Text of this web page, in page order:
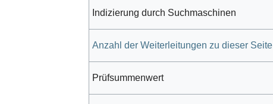
Indizierung durch Suchmaschinen
Anzahl der Weiterleitungen zu dieser Seite
Prüfsummenwert